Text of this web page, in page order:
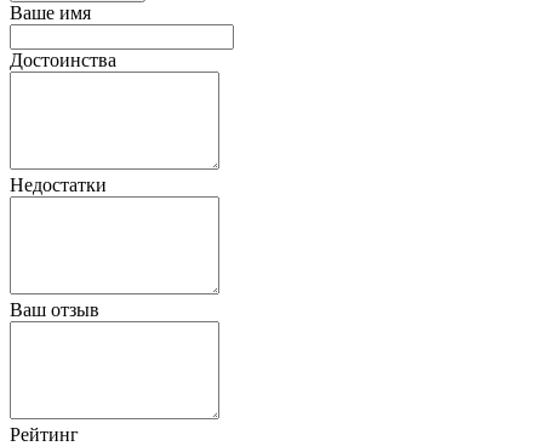
Ваше имя
Достоинства
Недостатки
Ваш отзыв
Рейтинг